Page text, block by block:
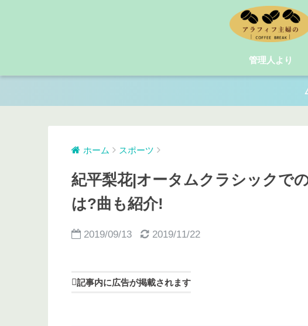
管理人より
ホーム スポーツ
紀平梨花|オータムクラシックで
は?曲も紹介!
2019/09/13 2019/11/22
記事内に広告が掲載されます